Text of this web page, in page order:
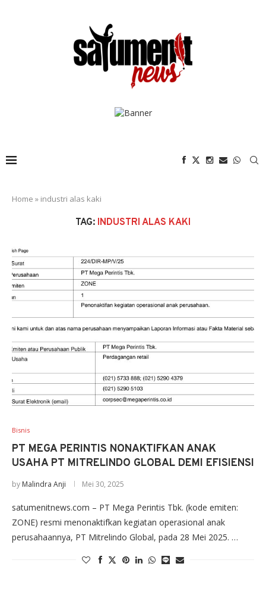
Home » industri alas kaki
TAG: INDUSTRI ALAS KAKI
Bisnis
PT MEGA PERINTIS NONAKTIFKAN ANAK
USAHA PT MITRELINDO GLOBAL DEMI EFISIENSI
by Malindra Anji Mei 30, 2025
satumenitnews.com – PT Mega Perintis Tbk. (kode emiten:
ZONE) resmi menonaktifkan kegiatan operasional anak
perusahaannya, PT Mitrelindo Global, pada 28 Mei 2025. …